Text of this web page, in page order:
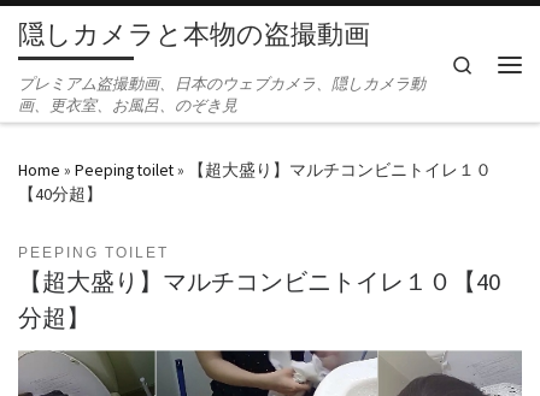
Skip to content
隠しカメラと本物の盗撮動画
プレミアム盗撮動画、日本のウェブカメラ、隠しカメラ動
画、更衣室、お風呂、のぞき見
Search
Home » Peeping toilet»
【超大盛り】マルチコンビニトイレ１０
【40分超】
PEEPING TOILET
【超大盛り】マルチコンビニトイレ１０【40
分超】